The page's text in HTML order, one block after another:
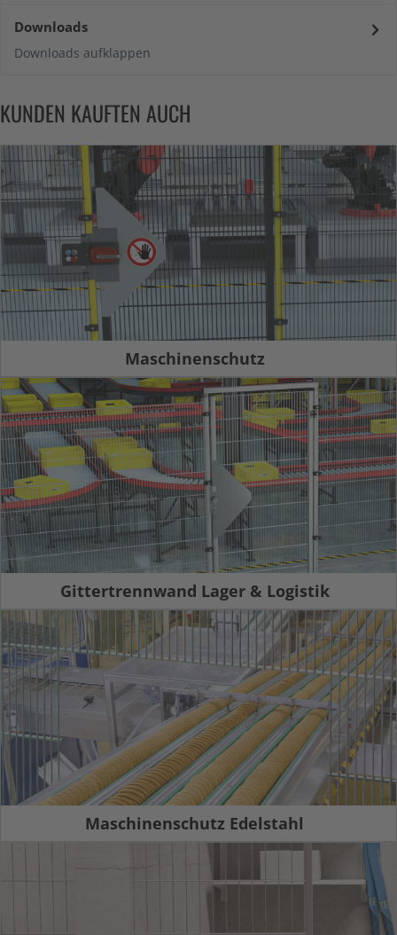
Downloads
Downloads aufklappen
KUNDEN KAUFTEN AUCH
Maschinenschutz
Gittertrennwand Lager & Logistik
Maschinenschutz Edelstahl